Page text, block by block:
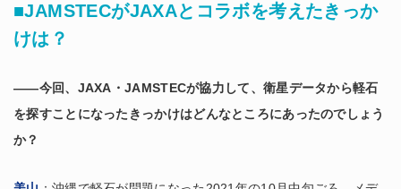
■JAMSTECがJAXAとコラボを考えたきっか
けは？
――今回、JAXA・JAMSTECが協力して、衛星データから軽石
を探すことになったきっかけはどんなところにあったのでしょう
か？